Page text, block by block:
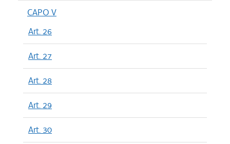
CAPO V
Art. 26
Art. 27
Art. 28
Art. 29
Art. 30